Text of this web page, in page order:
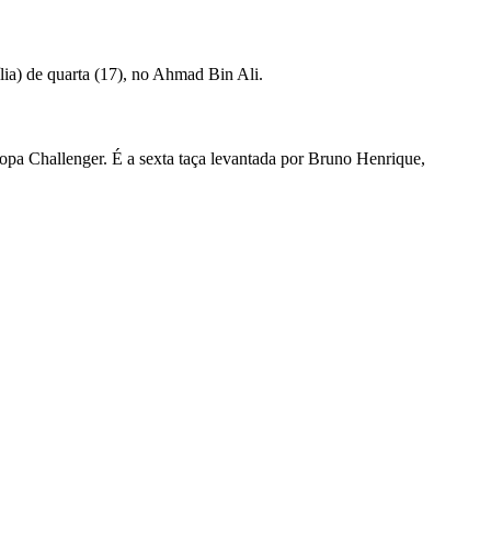
de quarta (17), no Ahmad Bin Ali.
Challenger. É a sexta taça levantada por Bruno Henrique,